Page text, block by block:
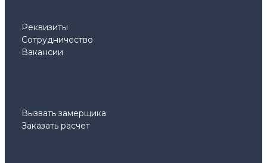
Реквизиты
Сотрудничество
Вакансии
Вызвать замерщика
Заказать расчет